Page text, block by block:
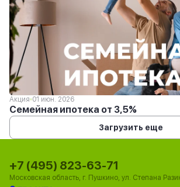
Акция 01 июн. 2026
Семейная ипотека от 3,5%
Загрузить еще
+7 (495) 823-63-71
Московская область, г. Пушкино, ул. Степана